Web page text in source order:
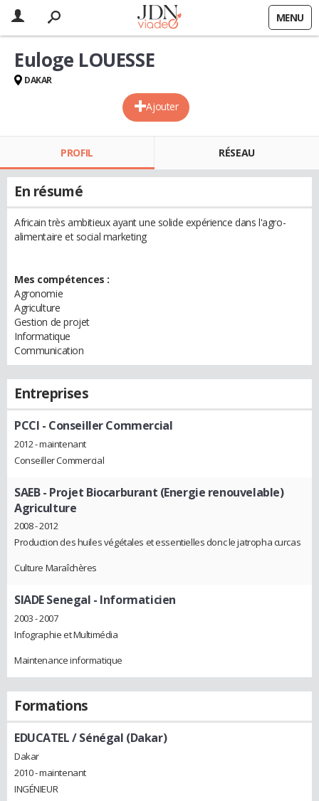
MENU
Ajouter
Euloge LOUESSE
DAKAR
PROFIL RÉSEAU
En résumé
Africain très ambitieux ayant une solide expérience dans l'agro-
alimentaire et social marketing
Mes compétences :
Agronomie
Agriculture
Gestion de projet
Informatique
Communication
Entreprises
PCCI - Conseiller Commercial
2012 - maintenant
Conseiller Commercial
SAEB- Projet Biocarburant (Energie renouvelable)
Agriculture
2008 - 2012
Production des huiles végétales et essentielles donc le jatropha curcas
Culture Maraîchères
SIADE Senegal - Informaticien
2003 - 2007
Infographie et Multimédia
Maintenance informatique
Formations
EDUCATEL / Sénégal (Dakar)
Dakar
2010 - maintenant
INGÉNIEUR